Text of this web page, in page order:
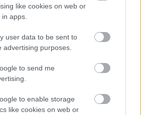
like cookies on web or
apps.
user data to be sent to
advertising purposes.
to send me
to enable storage
like cookies on web or